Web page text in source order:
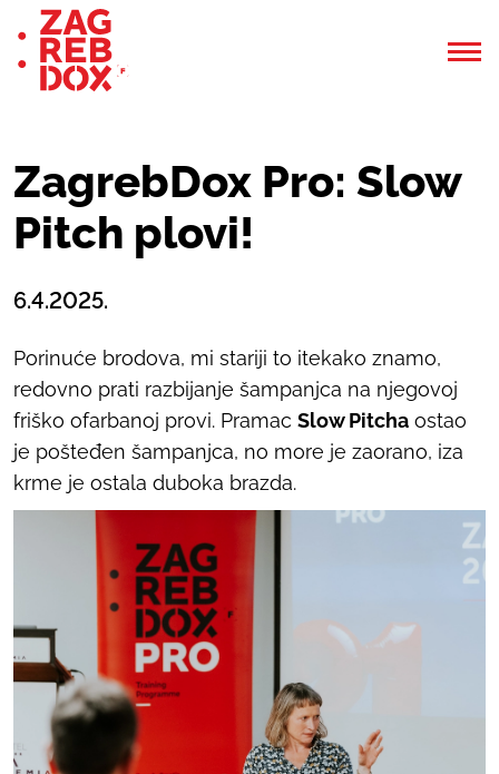
ZagrebDox Pro: Slow
Pitch plovi!
6.4.2025.
Porinuće brodova, mi stariji to itekako znamo,
redovno prati razbijanje šampanjca na njegovoj
friško ofarbanoj provi. Pramac Slow Pitcha ostao
je pošteđen šampanjca, no more je zaorano, iza
krme je ostala duboka brazda.